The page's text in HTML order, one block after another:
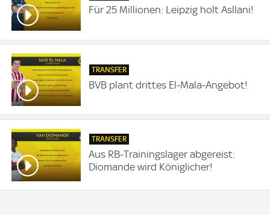
Für 25 Millionen: Leipzig holt Asllani!
TRANSFER
BVB plant drittes El-Mala-Angebot!
TRANSFER
Aus RB-Trainingslager abgereist:
Diomande wird Königlicher!